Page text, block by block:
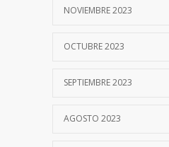
NOVIEMBRE 2023
OCTUBRE 2023
SEPTIEMBRE 2023
AGOSTO 2023